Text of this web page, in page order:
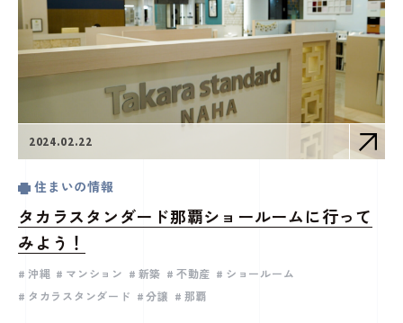
2024.02.22
住まいの情報
タカラスタンダード那覇ショールームに行って
みよう！
沖縄 マンション 新築 不動産
ショールーム
タカラスタンダード
分譲 那覇